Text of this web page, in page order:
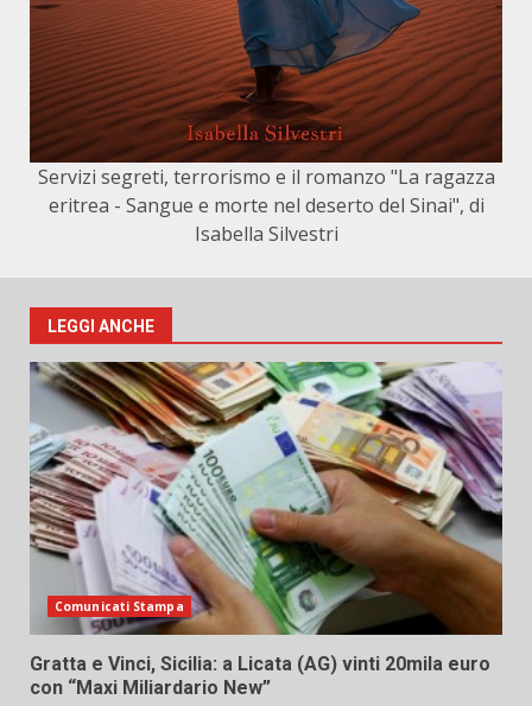
Servizi segreti, terrorismo e il romanzo "La ragazza
eritrea - Sangue e morte nel deserto del Sinai", di
Isabella Silvestri
LEGGI ANCHE
Comunicati Stampa
Gratta e Vinci, Sicilia: a Licata (AG) vinti 20mila euro
con “Maxi Miliardario New”